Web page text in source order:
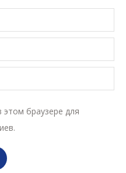
браузере для